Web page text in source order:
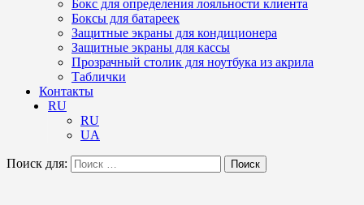
Бокс для определения лояльности клиента
Боксы для батареек
Защитные экраны для кондиционера
Защитные экраны для кассы
Прозрачный столик для ноутбука из акрила
Таблички
Контакты
RU
RU
UA
Поиск для: Поиск